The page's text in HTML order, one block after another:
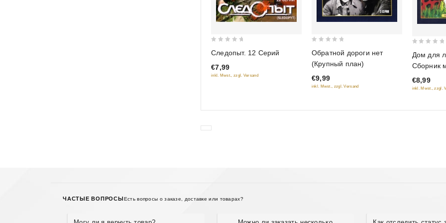
of
5
Следопыт. 12 Серий
€7,99
inkl. Mwst., zzgl. Versand
out
of
5
Обратной дороги нет
(Крупный план)
€9,99
inkl. Mwst., zzgl. Versand
out
of
5
Дом для
Сборник
€8,99
inkl. Mwst., zzgl.
ЧАСТЫЕ ВОПРОСЫЕсть вопросы о заказе, доставке или товарах?